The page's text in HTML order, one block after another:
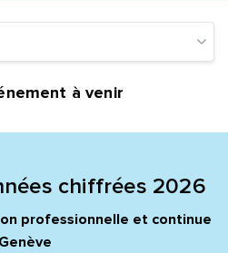
à venir
chiffrées 2026
professionnelle et continue
Genève
de cette page?